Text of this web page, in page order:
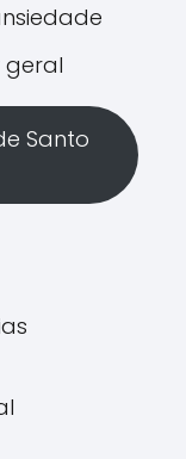
geral
Santo